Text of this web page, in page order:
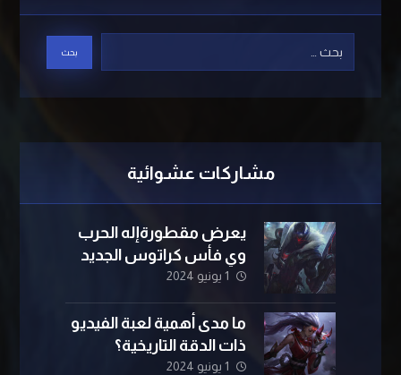
مشاركات عشوائية
يعرض مقطورةإله الحرب
وي فأس كراتوس الجديد
1 يونيو 2024
ما مدى أهمية لعبة الفيديو
ذات الدقة التاريخية؟
1 يونيو 2024